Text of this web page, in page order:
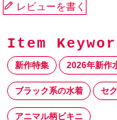
レビューを書く
新作特集 2026年新作
ブラック系の水着 セ
アニマル柄ビキニ